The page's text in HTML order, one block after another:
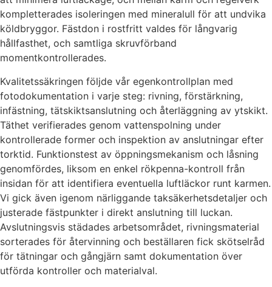
kompletterades isoleringen med mineralull för att undvika
köldbryggor. Fästdon i rostfritt valdes för långvarig
hållfasthet, och samtliga skruvförband
momentkontrollerades.
Kvalitetssäkringen följde vår egenkontrollplan med
fotodokumentation i varje steg: rivning, förstärkning,
infästning, tätskiktsanslutning och återläggning av ytskikt.
Täthet verifierades genom vattenspolning under
kontrollerade former och inspektion av anslutningar efter
torktid. Funktionstest av öppningsmekanism och låsning
genomfördes, liksom en enkel rökpenna-kontroll från
insidan för att identifiera eventuella luftläckor runt karmen.
Vi gick även igenom närliggande taksäkerhetsdetaljer och
justerade fästpunkter i direkt anslutning till luckan.
Avslutningsvis städades arbetsområdet, rivningsmaterial
sorterades för återvinning och beställaren fick skötselråd
för tätningar och gångjärn samt dokumentation över
utförda kontroller och materialval.